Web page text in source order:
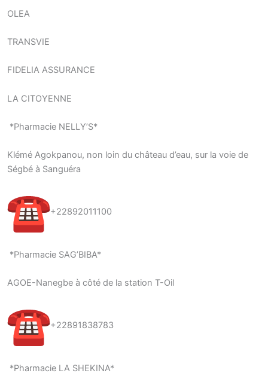
OLEA
TRANSVIE
FIDELIA ASSURANCE
LA CITOYENNE
*Pharmacie NELLY’S*
Klémé Agokpanou, non loin du château d’eau, sur la voie de
Ségbé à Sanguéra
+22892011100
*Pharmacie SAG’BIBA*
AGOE-Nanegbe à côté de la station T-Oil
+22891838783
*Pharmacie LA SHEKINA*